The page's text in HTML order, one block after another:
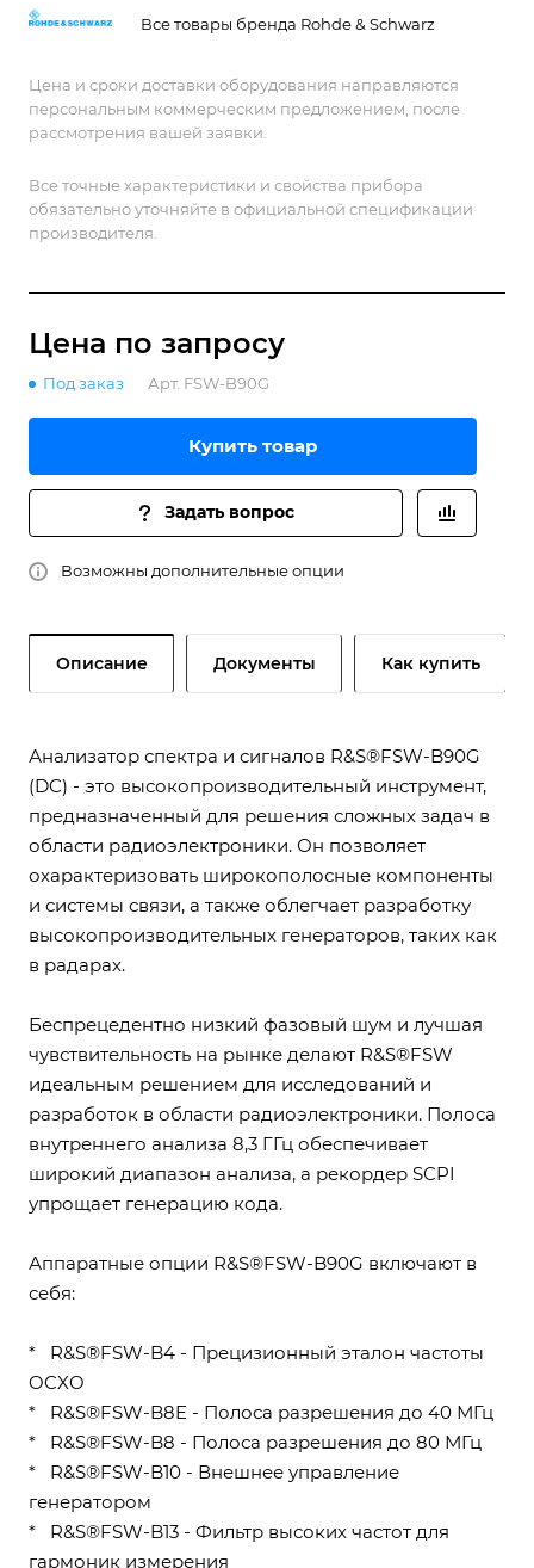
по определению параметров.
Все товары бренда Rohde & Schwarz
Цена и сроки доставки оборудования направляются
персональным коммерческим предложением, после
рассмотрения вашей заявки.
Все точные характеристики и свойства прибора
обязательно уточняйте в официальной спецификации
производителя.
Цена по запросу
Под заказ Арт. FSW-B90G
Купить товар
Задать вопрос
Возможны дополнительные опции
Описание Документы Как купить
Анализатор спектра и сигналов R&S®FSW-B90G
(DC) - это высокопроизводительный инструмент,
предназначенный для решения сложных задач в
области радиоэлектроники. Он позволяет
охарактеризовать широкополосные компоненты
и системы связи, а также облегчает разработку
высокопроизводительных генераторов, таких как
в радарах.
Беспрецедентно низкий фазовый шум и лучшая
чувствительность на рынке делают R&S®FSW
идеальным решением для исследований и
разработок в области радиоэлектроники. Полоса
внутреннего анализа 8,3 ГГц обеспечивает
широкий диапазон анализа, а рекордер SCPI
упрощает генерацию кода.
Аппаратные опции R&S®FSW-B90G включают в
себя:
* R&S®FSW-B4 - Прецизионный эталон частоты
OCXO
* R&S®FSW-B8E - Полоса разрешения до 40 МГц
* R&S®FSW-B8 - Полоса разрешения до 80 МГц
* R&S®FSW-B10 - Внешнее управление
генератором
* R&S®FSW-B13 - Фильтр высоких частот для
гармоник измерения